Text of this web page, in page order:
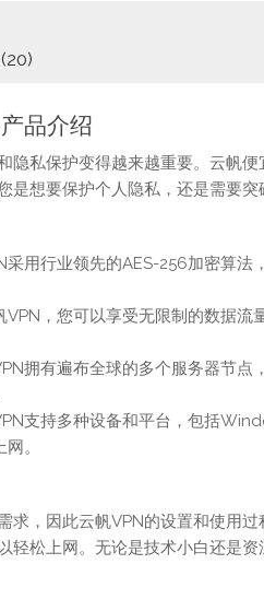
品介绍
隐私保护变得越来越重要。云帆
是想要保护个人隐私，还是需要突
采用行业领先的AES-256加密算
VPN，您可以享受无限制的数据
拥有遍布全球的多个服务器节
支持多种设备和平台，包括
。
求，因此云帆VPN的设置和使用
轻松上网。无论是技术小白还是资